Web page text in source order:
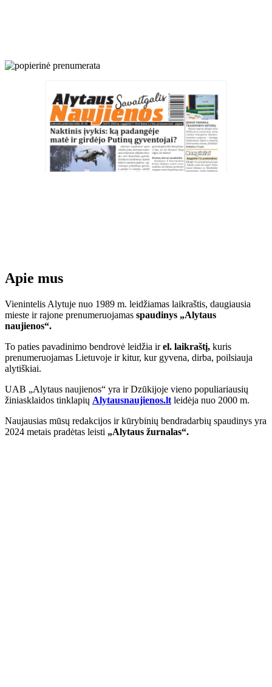
Apie mus
Vienintelis Alytuje nuo 1989 m. leidžiamas laikraštis, daugiausia
mieste ir rajone prenumeruojamas spaudinys „Alytaus
naujienos“.
To paties pavadinimo bendrovė leidžia irel. laikraštį, kuris
prenumeruojamas Lietuvoje ir kitur, kur gyvena, dirba, poilsiauja
alytiškiai.
UAB „Alytaus naujienos“ yra ir Dzūkijoje vieno populiariausių
žiniasklaidos tinklapių Alytausnaujienos.lt leidėja nuo 2000 m.
Naujausias mūsų redakcijos ir kūrybinių bendradarbių spaudinys yra
2024 metais pradėtas leisti „Alytaus žurnalas“.